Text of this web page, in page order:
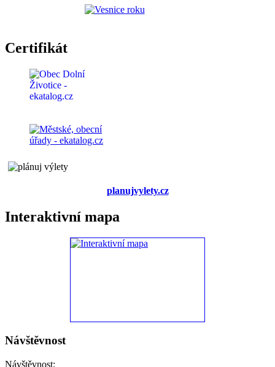
Certifikát
planujvylety.cz
Interaktivní mapa
Návštěvnost
Návštěvnost: